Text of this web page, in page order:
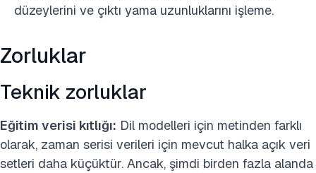
düzeylerini ve çıktı yama uzunluklarını işleme.
Zorluklar
Teknik zorluklar
Eğitim verisi kıtlığı: Dil modelleri için metinden farklı
olarak, zaman serisi verileri için mevcut halka açık veri
setleri daha küçüktür. Ancak, şimdi birden fazla alanda